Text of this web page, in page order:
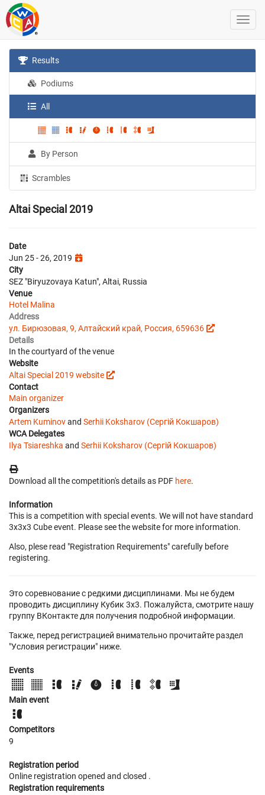
Results
Podiums
All
By Person
Scrambles
Altai Special 2019
Date
Jun 25 - 26, 2019
City
SEZ "Biryuzovaya Katun", Altai, Russia
Venue
Hotel Malina
Address
ул. Бирюзовая, 9, Алтайский край, Россия, 659636
Details
In the courtyard of the venue
Website
Altai Special 2019 website
Contact
Main organizer
Organizers
Artem Kuminovand Serhii Koksharov (Сергій Кокшаров)
WCA Delegates
Ilya Tsiareshka and Serhii Koksharov (Сергій Кокшаров)
Download all the competition's details as PDF here.
Information
This is a competition with special events. We will not have standard
3x3x3 Cube event. Please see the website for more information.
Also, plese read "Registration Requirements" carefully before
registering.
Это соревнование с редкими дисциплинами. Мы не будем
проводить дисциплину Кубик 3х3. Пожалуйста, смотрите нашу
группу ВКонтакте для получения подробной информации.
Также, перед регистрацией внимательно прочитайте раздел
"Условия регистрации" ниже.
Events
Main event
Competitors
9
Registration period
Online registration opened and closed .
Registration requirements